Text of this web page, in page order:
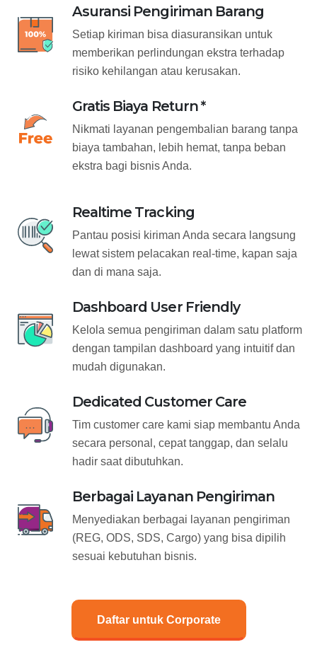
Asuransi Pengiriman Barang
Setiap kiriman bisa diasuransikan untuk
memberikan perlindungan ekstra terhadap
risiko kehilangan atau kerusakan.
Gratis Biaya Return *
Nikmati layanan pengembalian barang tanpa
biaya tambahan, lebih hemat, tanpa beban
ekstra bagi bisnis Anda.
Realtime Tracking
Pantau posisi kiriman Anda secara langsung
lewat sistem pelacakan real-time, kapan saja
dan di mana saja.
Dashboard User Friendly
Kelola semua pengiriman dalam satu platform
dengan tampilan dashboard yang intuitif dan
mudah digunakan.
Dedicated Customer Care
Tim customer care kami siap membantu Anda
secara personal, cepat tanggap, dan selalu
hadir saat dibutuhkan.
Berbagai Layanan Pengiriman
Menyediakan berbagai layanan pengiriman
(REG, ODS, SDS, Cargo) yang bisa dipilih
sesuai kebutuhan bisnis.
Daftar untuk Corporate